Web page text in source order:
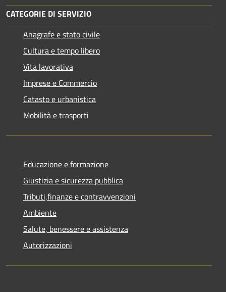
CATEGORIE DI SERVIZIO
Anagrafe e stato civile
Cultura e tempo libero
Vita lavorativa
Imprese e Commercio
Catasto e urbanistica
Mobilità e trasporti
Educazione e formazione
Giustizia e sicurezza pubblica
Tributi,finanze e contravvenzioni
Ambiente
Salute, benessere e assistenza
Autorizzazioni